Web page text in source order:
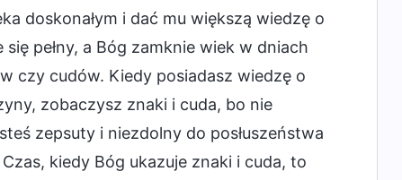
doskonałym i dać mu większą wiedzę o
pełny, a Bóg zamknie wiek w dniach
czy cudów. Kiedy posiadasz wiedzę o
zobaczysz znaki i cuda, bo nie
zepsuty i niezdolny do posłuszeństwa
kiedy Bóg ukazuje znaki i cuda, to